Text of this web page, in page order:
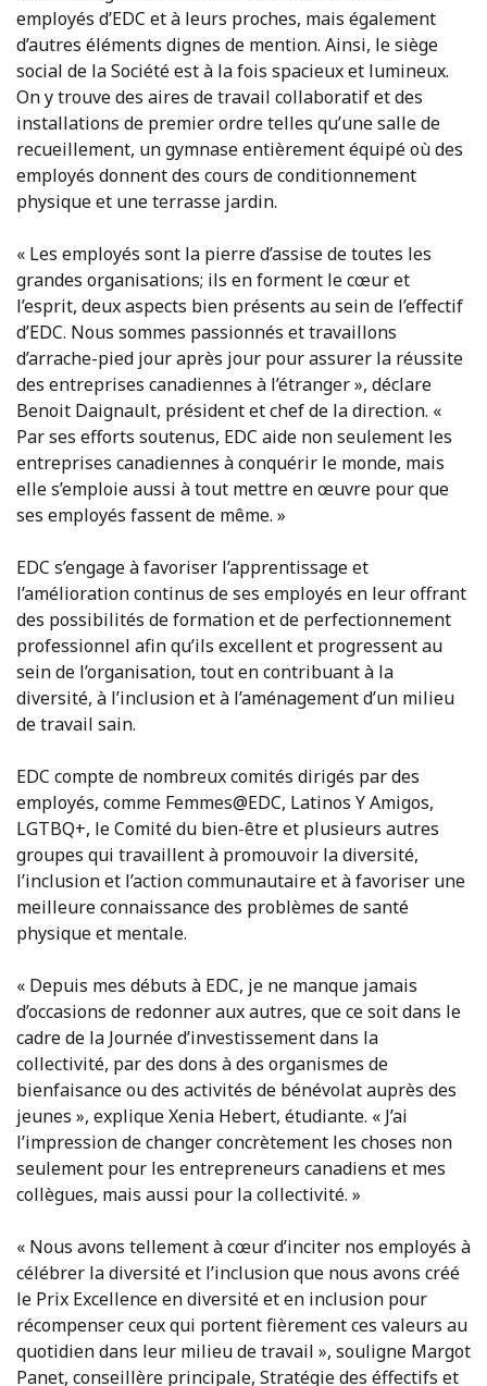
employés d’EDC et à leurs proches, mais également
d’autres éléments dignes de mention. Ainsi, le siège
social de la Société est à la fois spacieux et lumineux.
On y trouve des aires de travail collaboratif et des
installations de premier ordre telles qu’une salle de
recueillement, un gymnase entièrement équipé où des
employés donnent des cours de conditionnement
physique et une terrasse jardin.
« Les employés sont la pierre d’assise de toutes les
grandes organisations; ils en forment le cœur et
l’esprit, deux aspects bien présents au sein de l’effectif
d’EDC. Nous sommes passionnés et travaillons
d’arrache-pied jour après jour pour assurer la réussite
des entreprises canadiennes à l’étranger », déclare
Benoit Daignault, président et chef de la direction. «
Par ses efforts soutenus, EDC aide non seulement les
entreprises canadiennes à conquérir le monde, mais
elle s’emploie aussi à tout mettre en œuvre pour que
ses employés fassent de même. »
EDC s’engage à favoriser l’apprentissage et
l’amélioration continus de ses employés en leur offrant
des possibilités de formation et de perfectionnement
professionnel afin qu’ils excellent et progressent au
sein de l’organisation, tout en contribuant à la
diversité, à l’inclusion et à l’aménagement d’un milieu
de travail sain.
EDC compte de nombreux comités dirigés par des
employés, comme Femmes@EDC, Latinos Y Amigos,
LGTBQ+, le Comité du bien-être et plusieurs autres
groupes qui travaillent à promouvoir la diversité,
l’inclusion et l’action communautaire et à favoriser une
meilleure connaissance des problèmes de santé
physique et mentale.
« Depuis mes débuts à EDC, je ne manque jamais
d’occasions de redonner aux autres, que ce soit dans le
cadre de la Journée d’investissement dans la
collectivité, par des dons à des organismes de
bienfaisance ou des activités de bénévolat auprès des
jeunes », explique Xenia Hebert, étudiante. « J’ai
l’impression de changer concrètement les choses non
seulement pour les entrepreneurs canadiens et mes
collègues, mais aussi pour la collectivité. »
« Nous avons tellement à cœur d’inciter nos employés à
célébrer la diversité et l’inclusion que nous avons créé
le Prix Excellence en diversité et en inclusion pour
récompenser ceux qui portent fièrement ces valeurs au
quotidien dans leur milieu de travail », souligne Margot
Panet, conseillère principale, Stratégie des éffectifs et